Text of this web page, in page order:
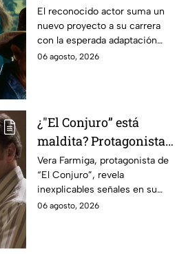
antes de morir: esto es
lo que se sabe hasta
ahora
El reconocido actor suma un
nuevo proyecto a su carrera
con la esperada adaptación
cinematográfica del popular
06 agosto, 2026
¿"El Conjuro” está
maldita? Protagonista
revela INQUIETANTES
señales en su cuerpo
durante la grabación de
la película
Vera Farmiga, protagonista de
“El Conjuro”, revela
inexplicables señales en su
cuerpo durante el rodaje de la
06 agosto, 2026